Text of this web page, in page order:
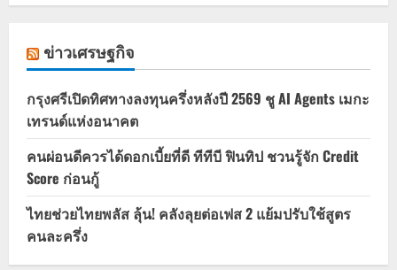
ข่าวเศรษฐกิจ
กรุงศรีเปิดทิศทางลงทุนครึ่งหลังปี 2569 ชู AI Agents เมกะ
เทรนด์แห่งอนาคต
คนผ่อนดีควรได้ดอกเบี้ยที่ดี ทีทีบี ฟินทิป ชวนรู้จัก Credit
Score ก่อนกู้
ไทยช่วยไทยพลัส ลุ้น! คลังลุยต่อเฟส 2 แย้มปรับใช้สูตร
คนละครึ่ง